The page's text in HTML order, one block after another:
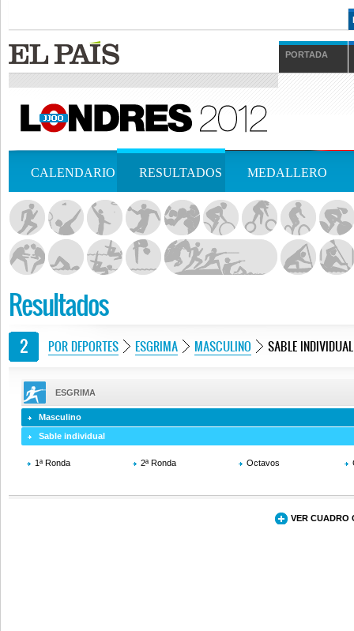
PORTADA
CALENDARIO RESULTADOS MEDALLERO
Resultados
POR DEPORTES ESGRIMA MASCULINO SABLE INDIVIDUAL
ESGRIMA
Masculino
Sable individual
1ª Ronda 2ª Ronda Octavos
VER CUADRO